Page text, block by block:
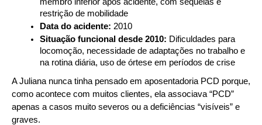
restrição de mobilidade
Data do acidente: 2010
Situação funcional desde 2010: Dificuldades para
locomoção, necessidade de adaptações no trabalho e
na rotina diária, uso de órtese em períodos de crise
A Juliana nunca tinha pensado em aposentadoria PCD porque,
como acontece com muitos clientes, ela associava “PCD”
apenas a casos muito severos ou a deficiências “visíveis” e
graves.